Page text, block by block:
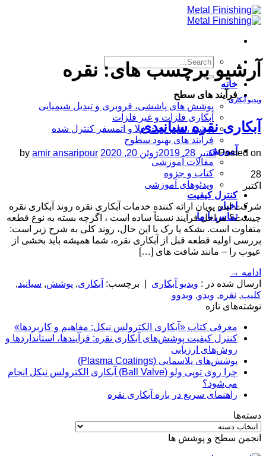
Skip
to
خانه
فرآیند های سطح
پوشش های پاششی، فروبری و تبدیل شیمیایی
آبکاری فلزات و غیر فلزات
پوشش های تحت خلا و اتمسفر کنترل شده
فرآیند های بهبود سطوح
آموزش
مقالات آموزشی
کتاب و جزوه
ویدئوهای آموزشی
کنترل کیفیت
اخبار
تماس با ما
آرشیو برچسب های: نقره
ویدیو آبکاری
آبکاری نقره سیانیدی
Posted on اکتبر 28, 2019 ژوئن 20, 2020 by amir ansaripour
28
اکتبر
شرکت ایده پویان ارائه کننده خدمات آبکاری نقره روند آبکاری نقره
چیست؟ مراحل فرآیند نسبتاً ساده است ، اگرچه بسته به نوع قطعه
متفاوت است. بشکه یا رک با این حال، روند کلی به شرح زیر است:
بررسی اولیه قطعه قبل از آبکاری نقره، شما همیشه باید بخشی از
عیوب را – مانند شافت های […]
ادامه →
ارسال شده در : ویدیو آبکاری برچسب: آبکاری, پوشش, سیانید,
کلیپ, نقره, ویدو, ویدوو
نوشته‌های تازه
معرفی کتاب «آبکاری الکترولس نیکل: مفاهیم و کاربردها»
کنترل کیفیت پوشش‌های آبکاری نقره: فرآیندها، استانداردها و
روش‌های ارزیابی
پوشش‌های پلاسمایی (Plasma Coatings)
چرا روی توپی‌ ولو (Ball Valve) آبکاری الکترولس نیکل انجام
می‌شود؟
راهنمای سریع در باره آبکاری نقره
دسته‌ها
دسته‌ها
انجمن سطح و پوشش ها